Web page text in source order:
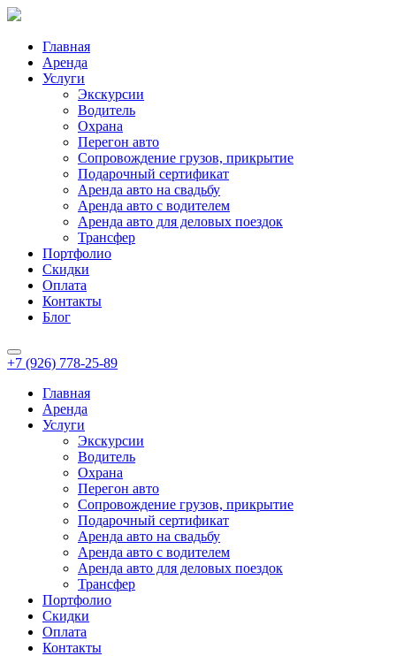
Главная
Аренда
Услуги
Экскурсии
Водитель
Охрана
Перегон авто
Сопровождение грузов, прикрытие
Подарочный сертификат
Аренда авто на свадьбу
Аренда авто с водителем
Аренда авто для деловых поездок
Трансфер
Портфолио
Скидки
Оплата
Контакты
Блог
+7 (926) 778-25-89
Главная
Аренда
Услуги
Экскурсии
Водитель
Охрана
Перегон авто
Сопровождение грузов, прикрытие
Подарочный сертификат
Аренда авто на свадьбу
Аренда авто с водителем
Аренда авто для деловых поездок
Трансфер
Портфолио
Скидки
Оплата
Контакты